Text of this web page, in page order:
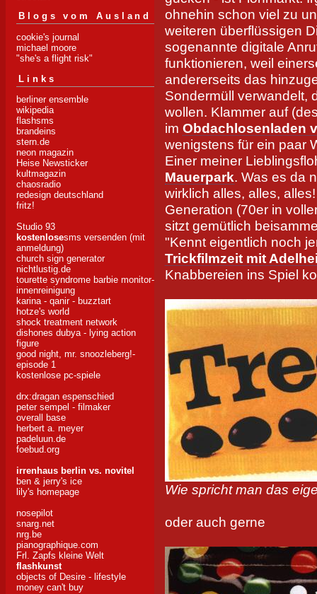
Blogs vom Ausland
cookie's journal
michael moore
"she's a flight risk"
Links
berliner ensemble
wikipedia
flashsms
brandeins
stern.de
neon magazin
Heise Newsticker
kultmagazin
chaosradio
redesign deutschland
fritz!
Studio 93
kostenlosesms versenden (mit
anmeldung)
church sign generator
nichtlustig.de
tourette syndrome barbie monitor-
innenreinigung
karina - qanir - buzztart
hotze's world
shock treatment network
dishones dubya - lying action
figure
good night, mr. snoozleberg!-
episode 1
kostenlose pc-spiele
drx:dragan espenschied
peter sempel - filmaker
overall base
herbert a. meyer
padeluun.de
foebud.org
irrenhaus berlin vs. novitel
ben & jerry's ice
lily's homepage
nosepilot
snarg.net
nrg.be
pianographique.com
Frl. Zapfs kleine Welt
flashkunst
objects of Desire - lifestyle
money can't buy
ohnehin schon viel zu
weiteren überflüssigen
sogenannte digitale
funktionieren, weil
andererseits das
Sondermüll verwandelt,
wollen. Klammer auf
im Obdachlosenladen
wenigstens für ein paar
Einer meiner
Mauerpark. Was es da
wirklich alles, alles,
Generation (70er in
sitzt gemütlich
"Kennt eigentlich noch
Trickfilmzeit mit
Knabbereien ins Spiel
Wie spricht man das
oder auch gerne